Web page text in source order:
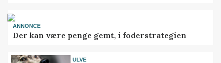
ANNONCE
Der kan være penge gemt, i foderstrategien
ULVE